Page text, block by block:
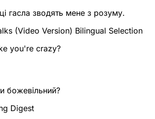
гасла зводять мене з розуму.
(Video Version) Bilingual Selection
you're crazy?
божевільний?
Digest